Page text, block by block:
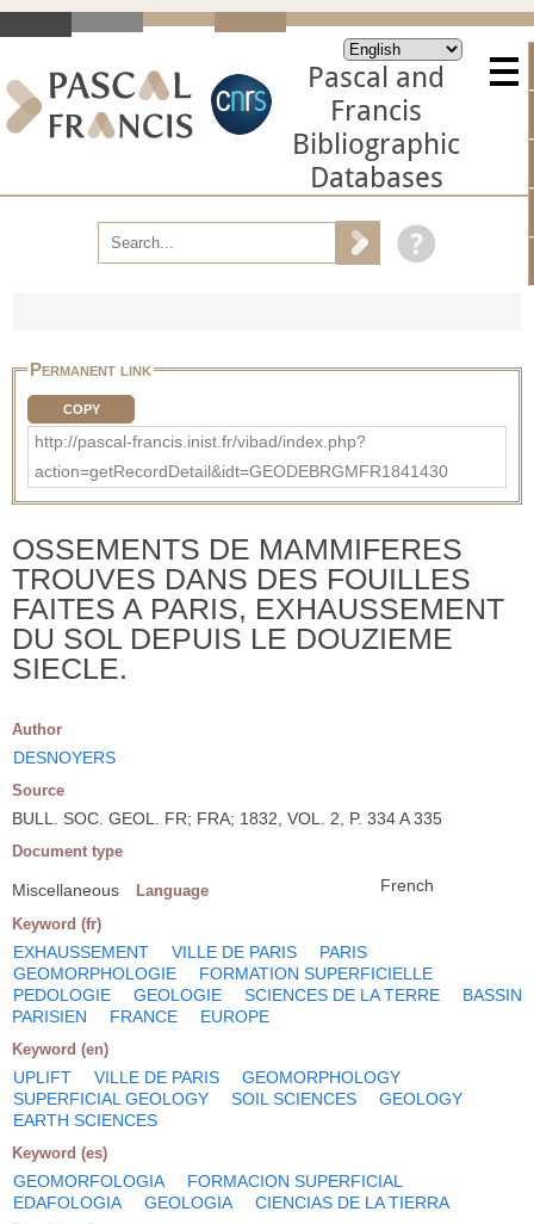
Pascal and
Francis
Bibliographic
Databases
Permanent link
COPY
http://pascal-francis.inist.fr/vibad/index.php?
action=getRecordDetail&idt=GEODEBRGMFR1841430
OSSEMENTS DE MAMMIFERES
TROUVES DANS DES FOUILLES
FAITES A PARIS, EXHAUSSEMENT
DU SOL DEPUIS LE DOUZIEME
SIECLE.
Author
DESNOYERS
Source
BULL. SOC. GEOL. FR; FRA; 1832, VOL. 2, P. 334 A 335
Document type
Miscellaneous Language French
Keyword (fr)
EXHAUSSEMENT VILLE DE PARIS
PARIS
GEOMORPHOLOGIE
FORMATION SUPERFICIELLE
PEDOLOGIE
GEOLOGIE SCIENCES DE LA TERRE
BASSIN
PARISIEN
FRANCE EUROPE
Keyword (en)
UPLIFT VILLE DE PARIS
GEOMORPHOLOGY
SUPERFICIAL GEOLOGY
SOIL SCIENCES
GEOLOGY
EARTH SCIENCES
Keyword (es)
GEOMORFOLOGIA
FORMACION SUPERFICIAL
EDAFOLOGIA
GEOLOGIA CIENCIAS DE LA TIERRA